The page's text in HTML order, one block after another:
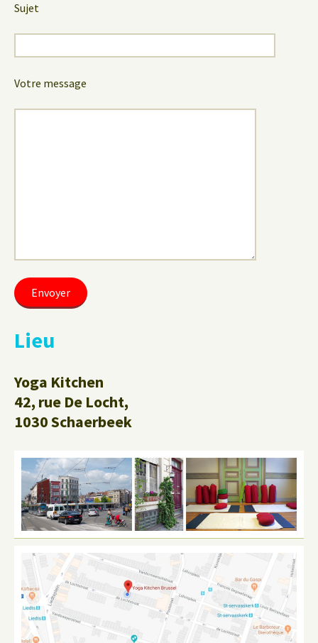
Sujet
Votre message
Lieu
Yoga Kitchen
42, rue De Locht,
1030 Schaerbeek